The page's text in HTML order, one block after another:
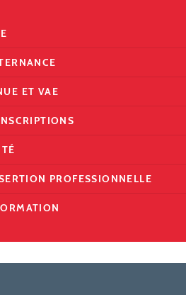
ET VAE
PROFESSIONNELLE